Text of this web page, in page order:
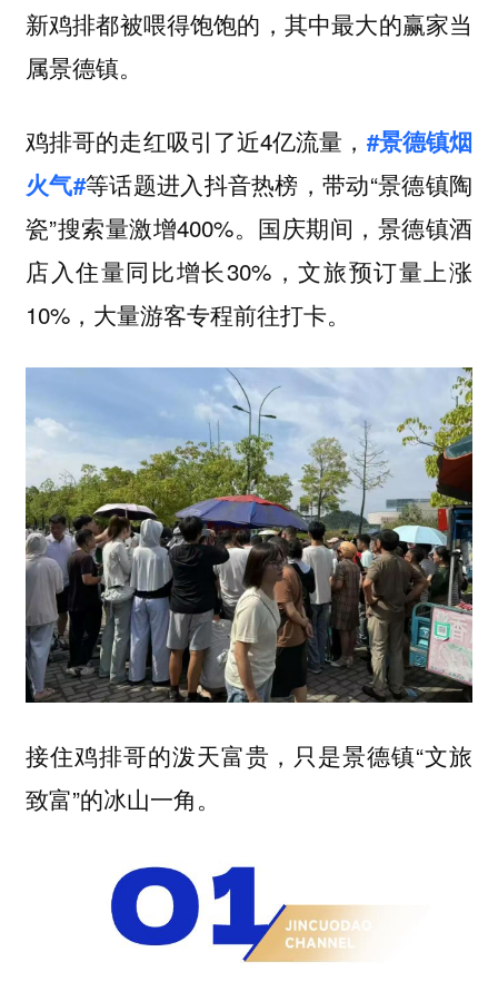
新鸡排都被喂得饱饱的，其中最大的赢家当
属景德镇。
鸡排哥的走红吸引了近4亿流量， #景德镇烟
火气#等话题进入抖音热榜，带动“景德镇陶
瓷”搜索量激增400%。国庆期间，景德镇酒
店入住量同比增长30%，文旅预订量上涨
10%，大量游客专程前往打卡。
接住鸡排哥的泼天富贵，只是景德镇“文旅
致富”的冰山一角。